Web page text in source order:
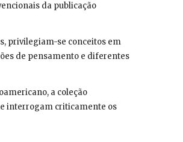
da publicação
privilegiam-se conceitos em
de pensamento e diferentes
a coleção
interrogam criticamente os